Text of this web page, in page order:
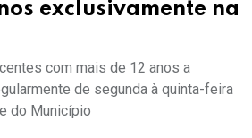
exclusivamente na
com mais de 12 anos a
de segunda à quinta-feira
do Município